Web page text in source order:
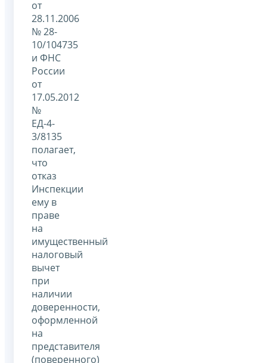
от
28.11.2006
№ 28-
10/104735
и ФНС
России
от
17.05.2012
№
ЕД-4-
3/8135
полагает,
что
отказ
Инспекции
ему в
праве
на
имущественный
налоговый
вычет
при
наличии
доверенности,
оформленной
на
представителя
(поверенного)